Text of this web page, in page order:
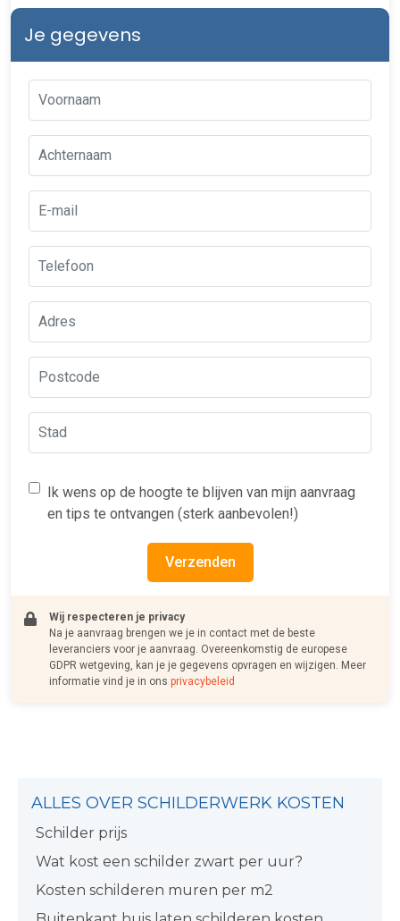
Je gegevens
Ik wens op de hoogte te blijven van mijn aanvraag
en tips te ontvangen (sterk aanbevolen!)
Verzenden
Wij respecteren je privacy
Na je aanvraag brengen we je in contact met de beste
leveranciers voor je aanvraag. Overeenkomstig de europese
GDPR wetgeving, kan je je gegevens opvragen en wijzigen. Meer
informatie vind je in ons privacybeleid
ALLES OVER SCHILDERWERK KOSTEN
Schilder prijs
Wat kost een schilder zwart per uur?
Kosten schilderen muren per m2